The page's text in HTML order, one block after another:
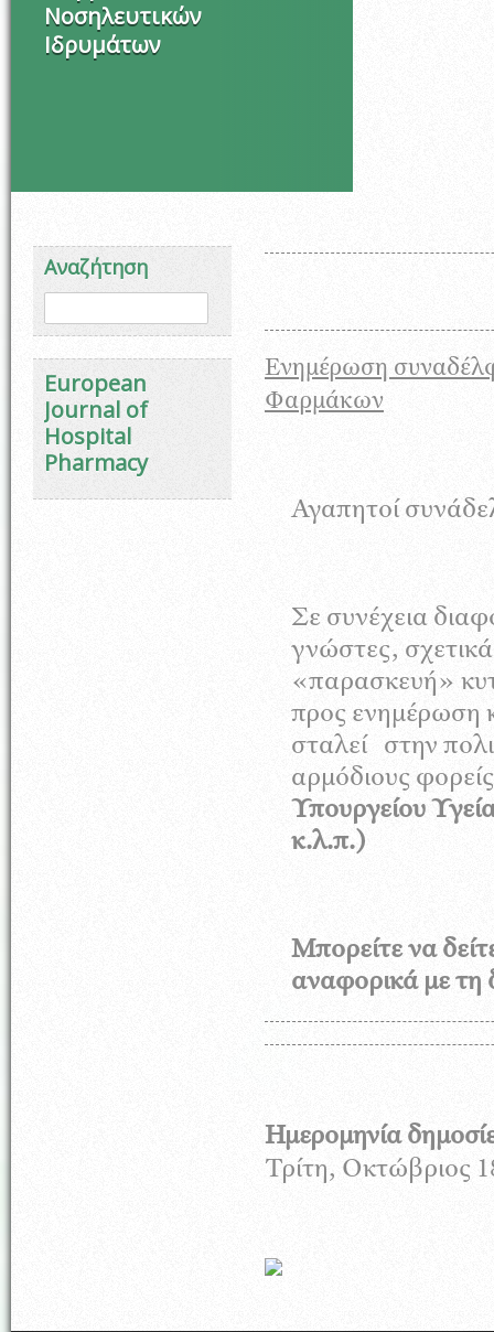
Νοσηλευτικών
Ιδρυμάτων
Αναζήτηση
Φόρμα αναζήτησης
European
Journal of
Hospital
Pharmacy
Ενημέρωση
Φαρμάκων
Αγαπητοί
Σε συνέχεια
γνώστες,
«παρασκευή»
προς ενημέρωση
σταλεί στην
αρμόδιους
Υπουργείου
κ.λ.π.)
Μπορείτε να
αναφορικά με
Ημερομηνία
Τρίτη, Οκτώβριος